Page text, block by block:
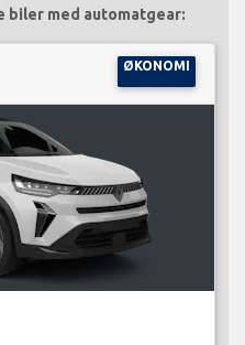
biler med automatgear:
ØKONOMI